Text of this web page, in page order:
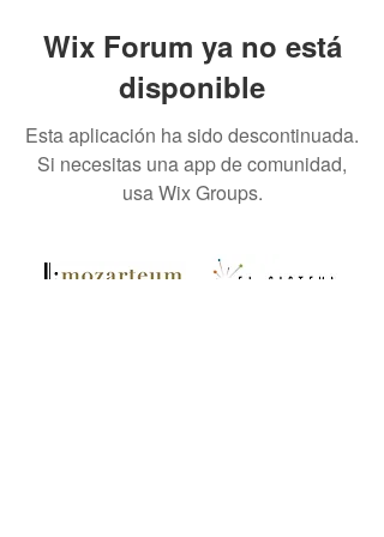
Wix Forum ya no está
disponible
Esta aplicación ha sido descontinuada.
Si necesitas una app de comunidad,
usa Wix Groups.